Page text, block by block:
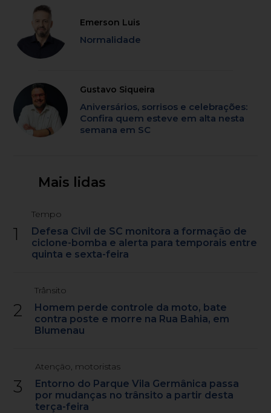
Emerson Luis
Normalidade
Gustavo Siqueira
Aniversários, sorrisos e celebrações:
Confira quem esteve em alta nesta
semana em SC
Mais lidas
1
Tempo
Defesa Civil de SC monitora a formação de
ciclone-bomba e alerta para temporais entre
quinta e sexta-feira
2
Trânsito
Homem perde controle da moto, bate
contra poste e morre na Rua Bahia, em
Blumenau
3
Atenção, motoristas
Entorno do Parque Vila Germânica passa
por mudanças no trânsito a partir desta
terça-feira